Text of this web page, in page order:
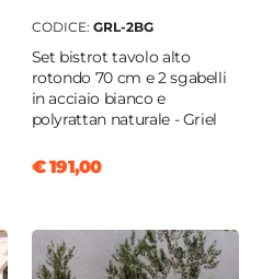
CODICE: GRL-2BG
Set bistrot tavolo alto
rotondo 70 cm e 2 sgabelli
in acciaio bianco e
polyrattan naturale - Griel
€ 191,00